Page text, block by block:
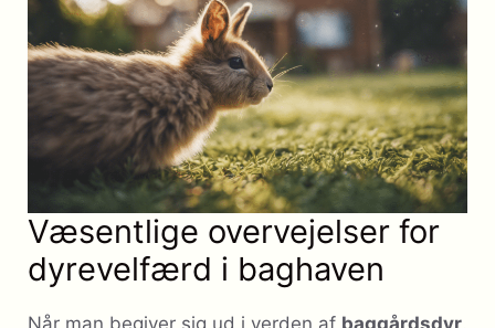
Væsentlige overvejelser for
dyrevelfærd i baghaven
Når man begiver sig ud i verden af baggårdsdyr,